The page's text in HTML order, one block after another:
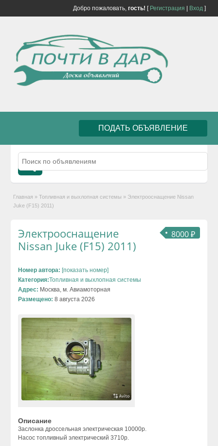
Добро пожаловать, гость! [ Регистрация Вход]
ПОДАТЬ ОБЪЯВЛЕНИЕ
Главная » Топливная и выхлопная системы » Электрооснащение Nissan
Juke (F15) 2011)
8000 ₽
Электрооснащение
Nissan Juke (F15) 2011)
Номер автора: [показать номер]
Категория:Топливная и выхлопная системы
Адрес: Москва, м. Авиамоторная
Размещено: 8 августа 2026
Описание
Заслонка дроссельная электрическая 10000р.
Насос топливный электрический 3710р.